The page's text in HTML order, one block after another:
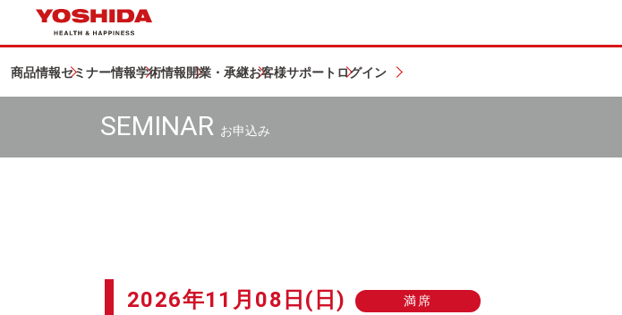
商品情報セミナー情報学術情報開業・承継お客様サポート ログイン
SEMINAR お申込み
2026年11月08日(日) 満席